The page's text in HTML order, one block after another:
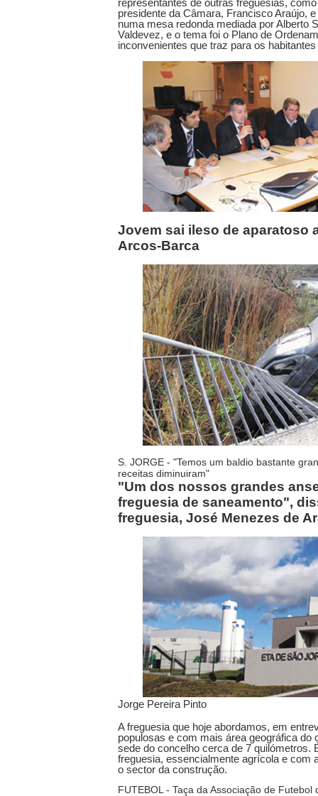
representantes de outras freguesias,
presidente da Câmara, Francisco Araújo,
numa mesa redonda mediada por Alberto
Valdevez, e o tema foi o Plano de
inconvenientes que traz para os
Jovem sai ileso de aparatoso
Arcos-Barca
S. JORGE - "Temos um baldio bastante
receitas diminuiram"
"Um dos nossos grandes
freguesia de saneamento",
freguesia, José Menezes de
Jorge Pereira Pinto
A freguesia que hoje abordamos, em
populosas e com mais área geográfica do
sede do concelho cerca de 7 quilómetros.
freguesia, essencialmente agrícola e com
o sector da construção.
FUTEBOL - Taça da Associação de Futebol